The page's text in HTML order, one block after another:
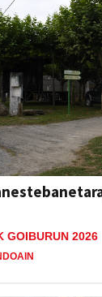
GOIBURUN 2026